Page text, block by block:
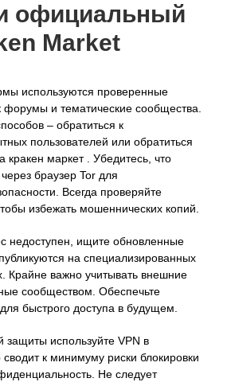
официальный
Market
используются проверенные
форумы и тематические сообщества.
– обратиться к
пользователей или обратиться
кракен маркет . Убедитесь, что
браузер Tor для
Всегда проверяйте
избежать мошеннических копий.
недоступен, ищите обновленные
на специализированных
Крайне важно учитывать внешние
сообществом. Обеспечьте
быстрого доступа в будущем.
защиты используйте VPN в
к минимуму риски блокировки
Не следует